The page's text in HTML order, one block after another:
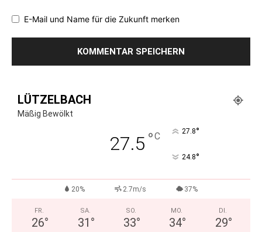
E-Mail und Name für die Zukunft merken
LÜTZELBACH
Mäßig Bewölkt
27.5 °C 27.8°
24.8°
20% 2.7m/s 37%
FR.
26°
SA.
31 °
SO.
33°
MO.
34°
DI.
29°